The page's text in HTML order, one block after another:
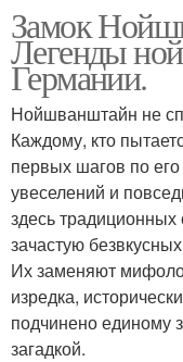
Замок
Легенды
Германии.
Нойшванштайн не
Каждому, кто
первых шагов по
увеселений и
здесь
зачастую
Их заменяют
изредка,
подчинено единому
загадкой.